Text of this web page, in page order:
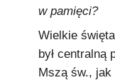
w pamięci?
Wielkie
był centralną
Mszą św.,